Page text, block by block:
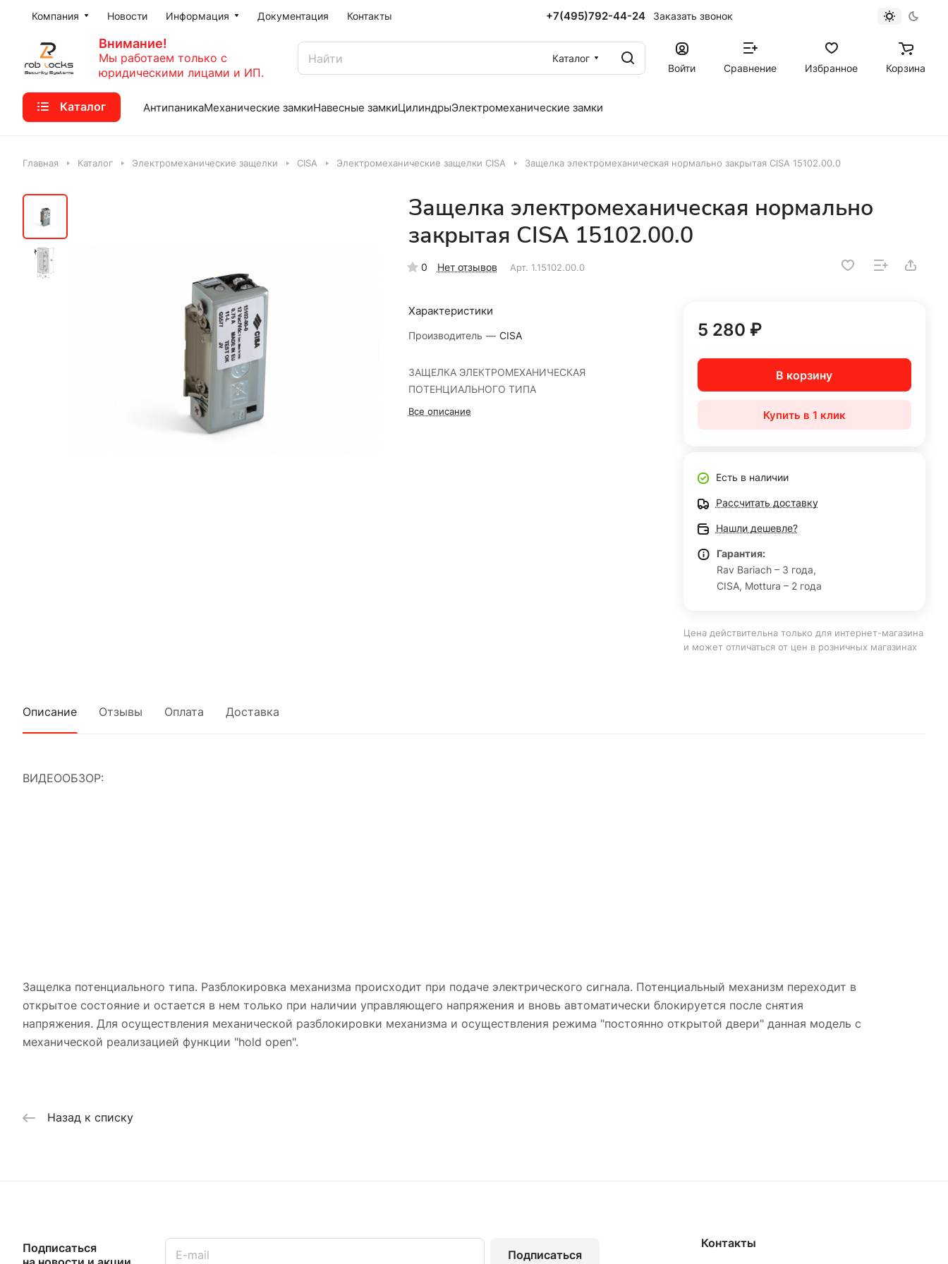
Компания Новости Информация Документация Контакты +7(495)792-44-24 Заказать звонок
Внимание!
Мы работаем только с
юридическими лицами и ИП.
Каталог
Войти
Сравнение Избранное Корзина
Каталог АнтипаникаМеханические замкиНавесные замкиЦилиндрыЭлектромеханические замки
Главная Каталог Электромеханические защелки CISA Электромеханические защелки CISA Защелка электромеханическая нормально закрытая CISA 15102.00.0
Защелка электромеханическая нормально
закрытая CISA 15102.00.0
0 Нет отзывов Арт. 1.15102.00.0
Характеристики
Производитель — CISA
ЗАЩЕЛКА ЭЛЕКТРОМЕХАНИЧЕСКАЯ
ПОТЕНЦИАЛЬНОГО ТИПА
Все описание
5 280 ₽
В корзину
Купить в 1 клик
Есть в наличии
Рассчитать доставку
Нашли дешевле?
Гарантия:
Rav Bariach – 3 года,
CISA, Mottura – 2 года
Цена действительна только для интернет-магазина
и может отличаться от цен в розничных магазинах
Описание Отзывы Оплата Доставка
ВИДЕООБЗОР:
Защелка потенциального типа. Разблокировка механизма происходит при подаче электрического сигнала. Потенциальный механизм переходит в
открытое состояние и остается в нем только при наличии управляющего напряжения и вновь автоматически блокируется после снятия
напряжения. Для осуществления механической разблокировки механизма и осуществления режима "постоянно открытой двери" данная модель с
механической реализацией функции "hold open".
Назад к списку
Подписаться
Подписаться
Контакты